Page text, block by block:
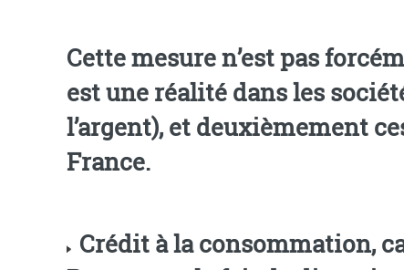
Cette mesure n’est pas
est une réalité dans les
l’argent), et deuxièmement
France.
Crédit à la consommation,